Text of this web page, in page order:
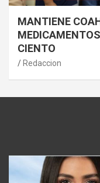
MANTIENE
CIENTO
Redaccion